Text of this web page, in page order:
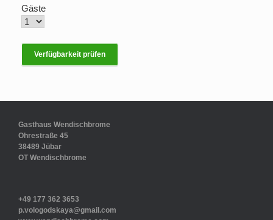
Gäste
Gasthaus Wendischbrome
Ohrestraße 45
38489 Jübar
OT Wendischbrome
+49 177 362 3653
p.vologodskaya@gmail.com